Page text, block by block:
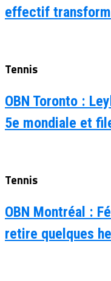
effectif
Tennis
OBN Toronto :
5e mondiale et
Tennis
OBN Montréal :
retire quelques